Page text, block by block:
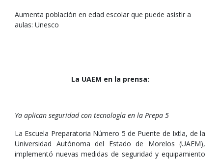
Aumenta población en edad escolar que puede asistir a
aulas: Unesco
La UAEM en la prensa:
Ya aplican seguridad con tecnología en la Prepa 5
La Escuela Preparatoria Número 5 de Puente de Ixtla, de la
Universidad Autónoma del Estado de Morelos (UAEM),
implementó nuevas medidas de seguridad y equipamiento